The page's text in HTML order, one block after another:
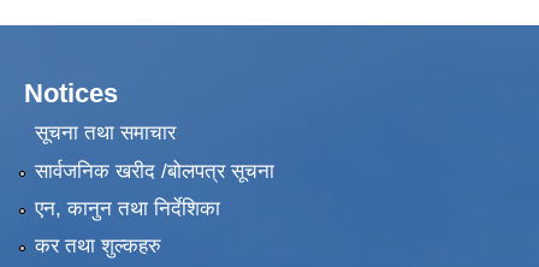
Notices
सूचना तथा समाचार
सार्वजनिक खरीद /बोलपत्र सूचना
एन, कानुन तथा निर्देशिका
कर तथा शुल्कहरु